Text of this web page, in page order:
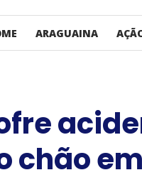
ARAGUAINA
chão